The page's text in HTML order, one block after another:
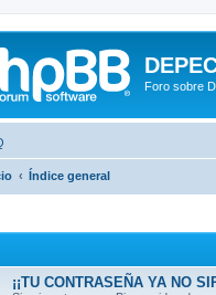
Foro sobre
Índice general
¡¡TU CONTRASEÑA YA NO